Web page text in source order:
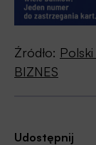
Źródło:
BIZNES
Udostępnij